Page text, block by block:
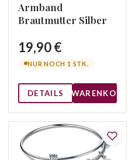
Armband
Brautmutter Silber
19,90 €
NUR NOCH 1 STK.
DETAILS WARENKORB